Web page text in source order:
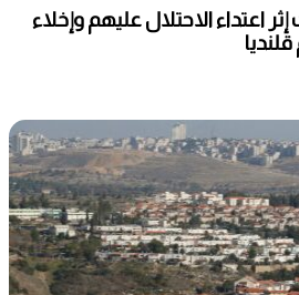
8 إصابات إثر اعتداء الاحتلال عليهم وإخلاء